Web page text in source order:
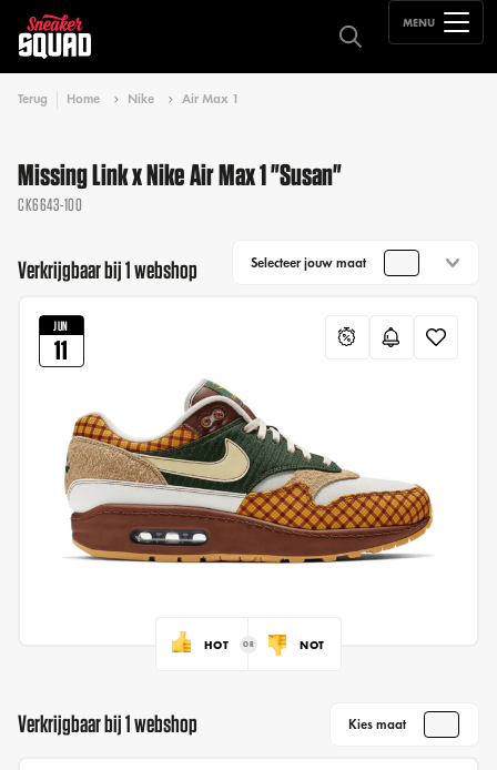
MENU
Terug Home Nike Air Max 1
Missing Link x Nike Air Max 1 "Susan"
CK6643-100
Verkrijgbaar bij 1 webshop Selecteer jouw maat
JUN
11
HOT NOT
Verkrijgbaar bij 1 webshop Kies maat